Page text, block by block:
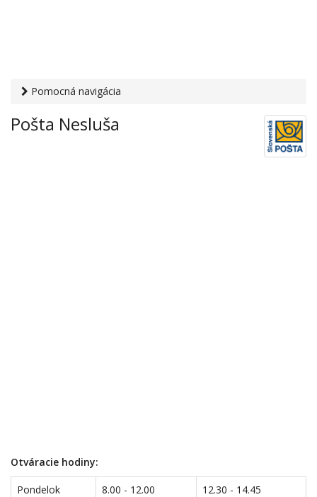
Pomocná navigácia
služby› Pošty› Pošta Nesluša
Pošta Nesluša
Otváracie hodiny:
Pondelok 8.00 - 12.00
12.30 - 14.45